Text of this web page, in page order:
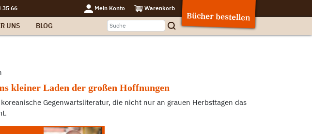
35 66 Mein Konto Warenkorb
Bücher bestellen
UNS BLOG
kleiner Laden der großen Hoffnungen
Gegenwartsliteratur, die nicht nur an grauen Herbsttagen das